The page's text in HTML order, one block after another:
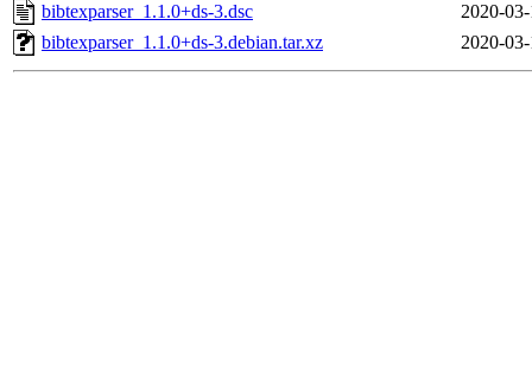
bibtexparser_1.1.0+ds-3.dsc
2020-
bibtexparser_1.1.0+ds-3.debian.tar.xz
2020-